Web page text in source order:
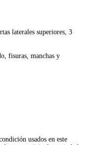
laterales superiores, 3
fisuras, manchas y
usados en este